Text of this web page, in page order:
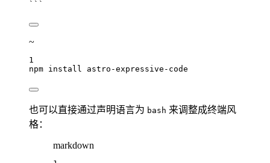
```
~
1
npm install astro-expressive-code
也可以直接通过声明语言为 bash 来调整成终端风
格：
markdown